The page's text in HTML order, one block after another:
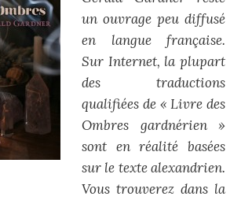
un ouvrage peu diffusé
en langue française.
Sur Internet, la plupart
des traductions
qualifiées de « Livre des
Ombres gardnérien »
sont en réalité basées
sur le texte alexandrien.
Vous trouverez dans la